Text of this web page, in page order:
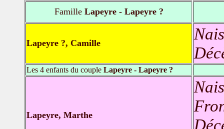
FamilleLapeyre - Lapeyre ?
Lapeyre ?, Camille
Les 4 enfants du couple Lapeyre - Lapeyre ?
Lapeyre, Marthe